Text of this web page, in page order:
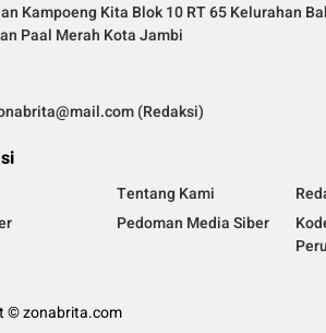
Kampoeng Kita Blok 10 RT 65 Kelurahan
Paal Merah Kota Jambi
(Redaksi)
Tentang Kami
Pedoman Media Siber
© zonabrita.com